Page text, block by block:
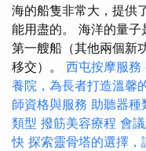
海的船隻非常大，提供
能用盡的。 海洋的量
第一艘船（其他兩個新
移交）。 西屯按摩服務
養院，為長者打造溫馨
師資格與服務 助聽器種
類型 撥筋美容療程 會
快 探索靈骨塔的選擇